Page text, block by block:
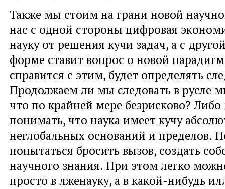
Также мы стоим на грани новой
нас с одной стороны цифровая
науку от решения кучи задач, а с
форме ставит вопрос о новой
справится с этим, будет определять
Продолжаем ли мы следовать в русле
что по крайней мере безрисково?
понимать, что наука имеет кучу
неглобальных оснований и пределов.
попытаться бросить вызов, создать
научного знания. При этом легко
просто в лженауку, а в какой-нибудь